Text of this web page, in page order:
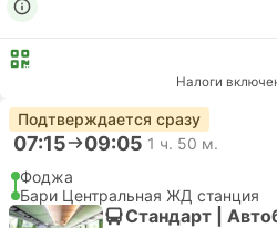
Налоги
Подтверждается сразу
07:15 09:05 1 ч. 50 м.
Фоджа
Бари Центральная ЖД станция
Стандарт |